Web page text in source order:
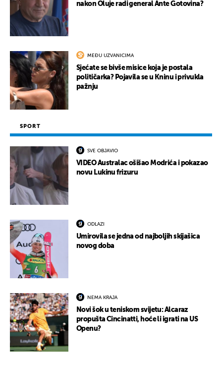
nakon Oluje radi general Ante Gotovina?
MEĐU UZVANICIMA
Sjećate se bivše misice koja je postala
političarka? Pojavila se u Kninu i privukla
pažnju
SPORT
SVE OBJAVIO
VIDEO Australac ošišao Modrića i pokazao
novu Lukinu frizuru
ODLAZI
Umirovila se jedna od najboljih skijašica
novog doba
NEMA KRAJA
Novi šok u teniskom svijetu: Alcaraz
propušta Cincinatti, hoće li igrati na US
Openu?